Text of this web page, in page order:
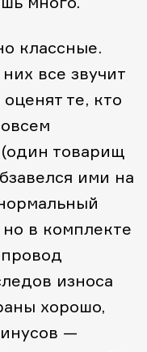
классные.
все звучит
те, кто
товарищ
ими на
в комплекте
износа
хорошо,
—